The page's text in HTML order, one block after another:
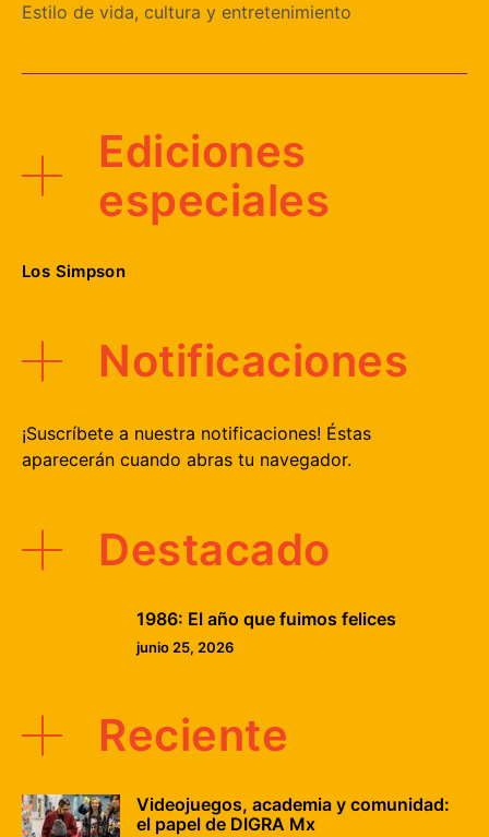
Estilo de vida, cultura y entretenimiento
Ediciones
especiales
Los Simpson
Notificaciones
¡Suscríbete a nuestra notificaciones! Éstas
aparecerán cuando abras tu navegador.
Destacado
1986: El año que fuimos felices
junio 25, 2026
Reciente
Videojuegos, academia y comunidad:
el papel de DIGRA Mx